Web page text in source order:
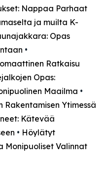
Nappaa Parhaat
ja muilta K-
Opas
•
Ratkaisu
Opas:
Maailma •
Ytimessä
Kätevää
• Höylätyt
Monipuoliset Valinnat